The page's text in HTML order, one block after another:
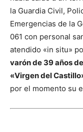
la Guardia Civil,
Emergencias de la
061 con personal
atendido «in situ»
varón de 39 años
«Virgen del
por el momento su